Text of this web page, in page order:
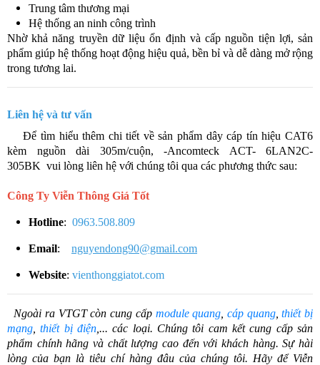
Trung tâm thương mại
Hệ thống an ninh công trình
Nhờ khả năng truyền dữ liệu ổn định và cấp nguồn tiện lợi, sản
phẩm giúp hệ thống hoạt động hiệu quả, bền bỉ và dễ dàng mở rộng
trong tương lai.
Liên hệ và tư vấn
​​ Để tìm hiểu thêm chi tiết về sản phẩm dây cáp tín hiệu CAT6
kèm nguồn dài 305m/cuộn, -Ancomteck ACT- 6LAN2C-
305BK vui lòng liên hệ với chúng tôi qua các phương thức sau:
Công Ty Viễn Thông Giá Tốt
Hotline: 0963.508.809
Email: nguyendong90@gmail.com
Website: vienthonggiatot.com
Ngoài ra VTGT còn cung cấp module quang cáp quang,thiết bị
mạng ,thiết bị điện ,... các loại. Chúng tôi cam kết cung cấp sản
phẩm chính hãng và chất lượng cao đến với khách hàng. Sự hài
lòng của bạn là tiêu chí hàng đâu của chúng tôi. Hãy để Viễn